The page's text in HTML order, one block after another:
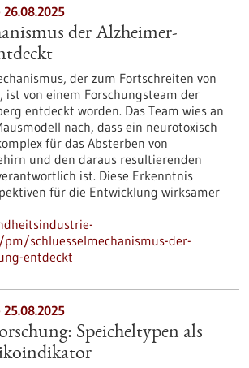
der Alzheimer-
der zum Fortschreiten von
von einem Forschungsteam der
entdeckt worden. Das Team wies an
nach, dass ein neurotoxisch
für das Absterben von
und den daraus resultierenden
ist. Diese Erkenntnis
für die Entwicklung wirksamer
schluesselmechanismus-der-
entdeckt
Speicheltypen als